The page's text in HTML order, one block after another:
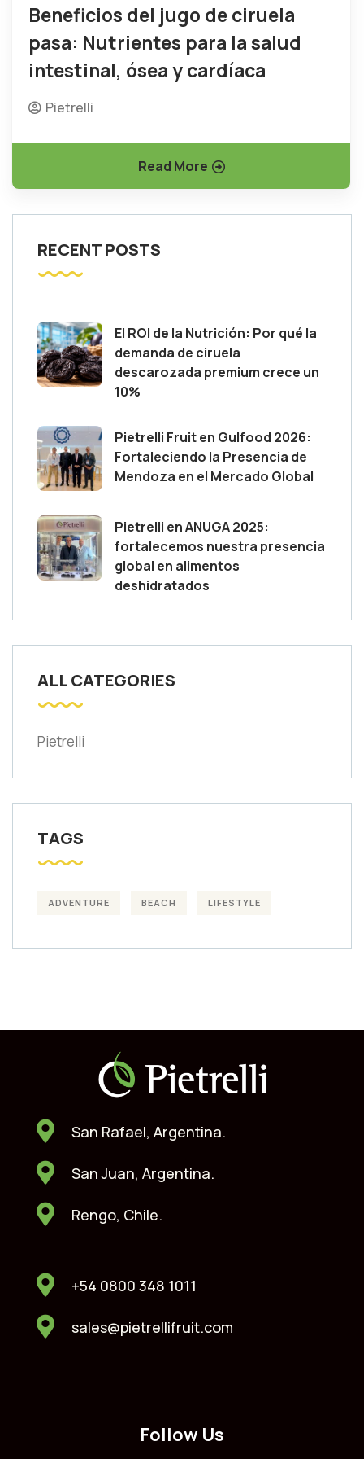
Beneficios del jugo de ciruela
pasa: Nutrientes para la salud
intestinal, ósea y cardíaca
Pietrelli
Read More
RECENT POSTS
El ROI de la Nutrición: Por qué la
demanda de ciruela
descarozada premium crece un
10%
Pietrelli Fruit en Gulfood 2026:
Fortaleciendo la Presencia de
Mendoza en el Mercado Global
Pietrelli en ANUGA 2025:
fortalecemos nuestra presencia
global en alimentos
deshidratados
ALL CATEGORIES
Pietrelli
TAGS
ADVENTURE BEACH LIFESTYLE
San Rafael, Argentina.
San Juan, Argentina.
Rengo, Chile.
+54 0800 348 1011
sales@pietrellifruit.com
Follow Us